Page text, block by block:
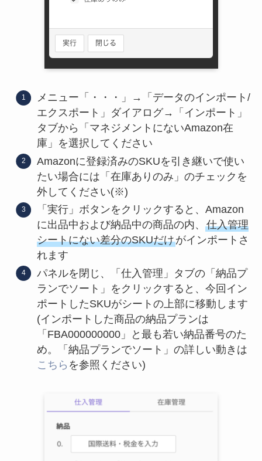
メニュー「・・・」→「データのインポート/
エクスポート」ダイアログ→「インポート」
タブから「マネジメントにないAmazon在
庫」を選択してください
Amazonに登録済みのSKUを引き継いで使い
たい場合には「在庫ありのみ」のチェックを
外してください(※)
「実行」ボタンをクリックすると、Amazon
に出品中および納品中の商品の内、 仕入管理
シートにない差分のSKUだけがインポートさ
れます
パネルを閉じ、「仕入管理」タブの「納品プ
ランでソート」をクリックすると、今回イン
ポートしたSKUがシートの上部に移動します
(インポートした商品の納品プランは
「FBA000000000」と最も若い納品番号のた
め。「納品プランでソート」の詳しい動きは
こちら を参照ください)